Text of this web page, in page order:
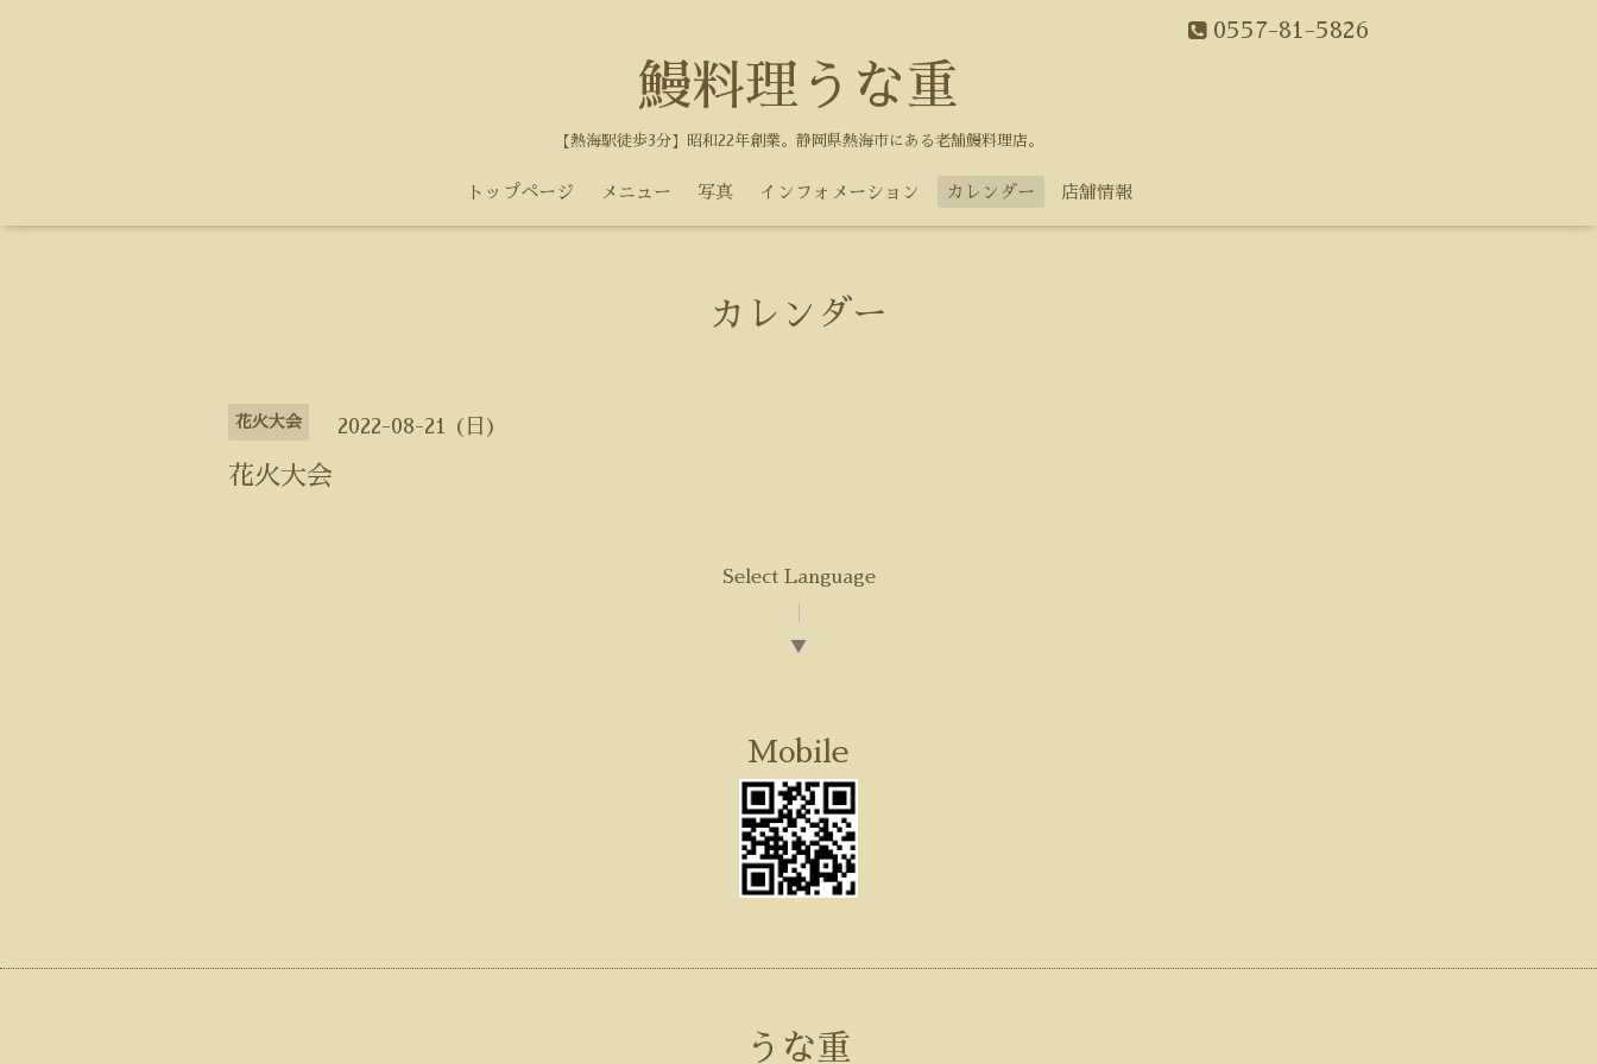
0557-81-5826
鰻料理うな重
【熱海駅徒歩3分】昭和22年創業。静岡県熱海市にある老舗鰻料理店。
トップページ メニュー 写真 インフォメーション カレンダー 店舗情報
カレンダー
花火大会 2022-08-21 (日)
花火大会
Select Language
▼
Mobile
うな重